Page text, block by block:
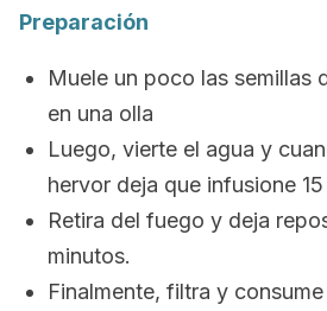
Preparación
Muele un poco las semillas
en una olla
Luego, vierte el agua y
hervor deja que infusione
Retira del fuego y deja
minutos.
Finalmente, filtra y